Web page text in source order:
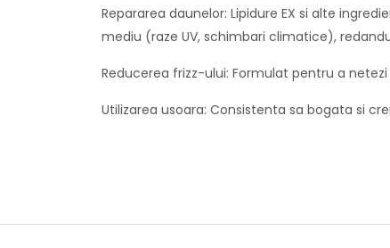
Repararea daunelor: Lipidure EX si alte
mediu (raze UV, schimbari climatice),
Reducerea frizz-ului: Formulat pentru a
Utilizarea usoara: Consistenta sa bogata si